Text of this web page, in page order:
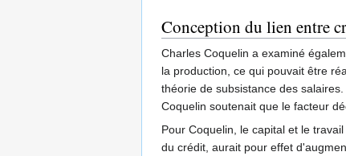
Conception du lien entre
Charles Coquelin a examiné
la production, ce qui pouvait être
théorie de subsistance des
Coquelin soutenait que le facteur
Pour Coquelin, le capital et le
du crédit, aurait pour effet